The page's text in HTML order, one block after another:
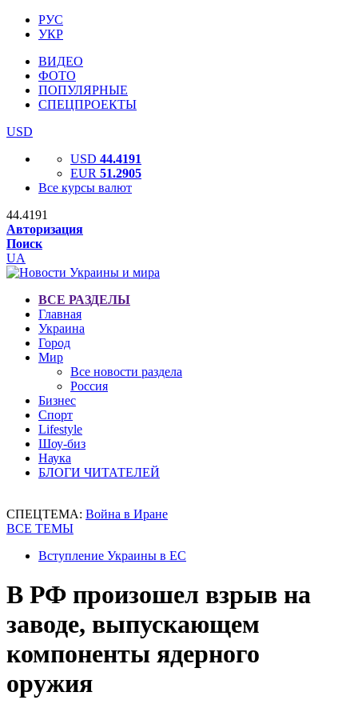
РУС
УКР
ВИДЕО
ФОТО
ПОПУЛЯРНЫЕ
СПЕЦПРОЕКТЫ
USD
USD 44.4191
EUR 51.2905
Все курсы валют
44.4191
Авторизация
Поиск
UA
ВСЕ РАЗДЕЛЫ
Главная
Украина
Город
Мир
Все новости раздела
Россия
Бизнес
Спорт
Lifestyle
Шоу-биз
Наука
БЛОГИ ЧИТАТЕЛЕЙ
СПЕЦТЕМА: Война в Иране
ВСЕ ТЕМЫ
Вступление Украины в ЕС
В РФ произошел взрыв на
заводе, выпускающем
компоненты ядерного
оружия